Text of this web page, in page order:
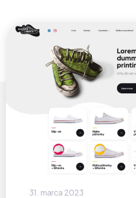
31. marca 2023